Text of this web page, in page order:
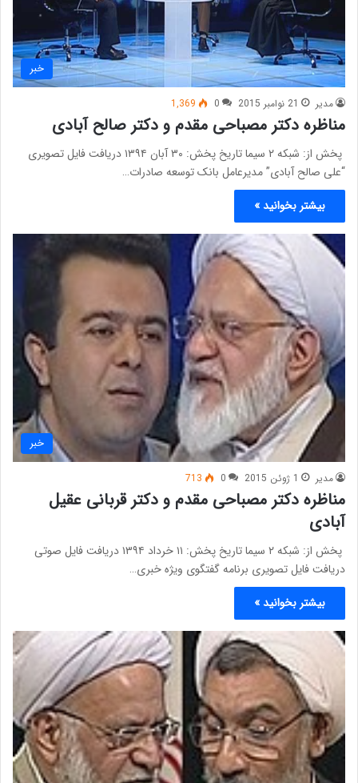
خبر
مدیر 21 نوامبر 2015 0
1,369
مناظره دکتر مصباحی مقدم و دکتر صالح آبادی
پخش از: شبکه ۲ سیما تاریخ پخش: ۳۰ آبان ۱۳۹۴ دریافت فایل تصویری
“علی صالح آبادی” مدیرعامل بانک توسعه صادرات…
بیشتر بخوانید »
خبر
مدیر 1 ژوئن 2015 0
713
مناظره دکتر مصباحی مقدم و دکتر قربانی عقیل
آبادی
پخش از: شبکه ۲ سیما تاریخ پخش: ۱۱ خرداد ۱۳۹۴ دریافت فایل صوتی
دریافت فایل تصویری برنامه گفتگوی ویژه خبری…
بیشتر بخوانید »